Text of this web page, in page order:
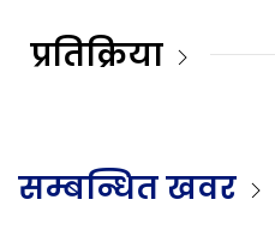
प्रतिक्रिया
सम्बन्धित खवर